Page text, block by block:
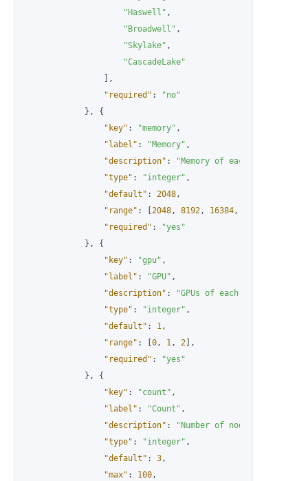
"Haswell" ,
"Broadwell" ,
"Skylake" ,
"CascadeLake"
,
"required" :
"no"
} ,
{
"key" : "memory" ,
"label" : "Memory" ,
"description" :
"Memory of each node (in
"type" : "integer" ,
"default" : 2048,
"range" : [2048, 8192, 16384,
"required" :
"yes"
} ,
{
"key" : "gpu" ,
"label" : "GPU" ,
"description" : "GPUs of each node"
"type" : "integer" ,
"default" : 1,
"range" : [0, 1, 2
,
"required" :
"yes"
} ,
{
"key" : "count" ,
"label" : "Count" ,
"description" :
"Number of nodes for the
"type" : "integer" ,
"default" : 3,
"max" : 100,